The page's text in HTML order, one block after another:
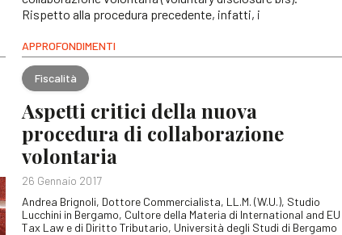
Rispetto alla procedura precedente, infatti, i
APPROFONDIMENTI
Fiscalità
Aspetti critici della nuova
procedura di collaborazione
volontaria
26 Gennaio 2017
Andrea Brignoli, Dottore Commercialista, LL.M. (W.U.), Studio
Lucchini in Bergamo, Cultore della Materia di International and EU
Tax Law e di Diritto Tributario, Università degli Studi di Bergamo